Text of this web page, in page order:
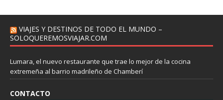
VIAJES Y DESTINOS DE TODO EL MUNDO –
SOLOQUEREMOSVIAJAR.COM
Lumara, el nuevo restaurante que trae lo mejor de la cocina
extremeña al barrio madrileño de Chamberí
CONTACTO